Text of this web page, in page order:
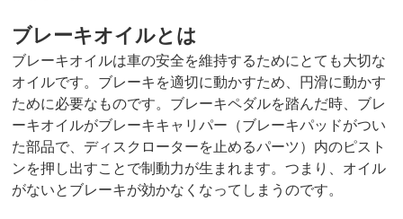
ブレーキオイルとは
ブレーキオイルは車の安全を維持するためにとても大切な
オイルです。ブレーキを適切に動かすため、円滑に動かす
ために必要なものです。ブレーキペダルを踏んだ時、ブレ
ーキオイルがブレーキキャリパー（ブレーキパッドがつい
た部品で、ディスクローターを止めるパーツ）内のピスト
ンを押し出すことで制動力が生まれます。つまり、オイル
がないとブレーキが効かなくなってしまうのです。